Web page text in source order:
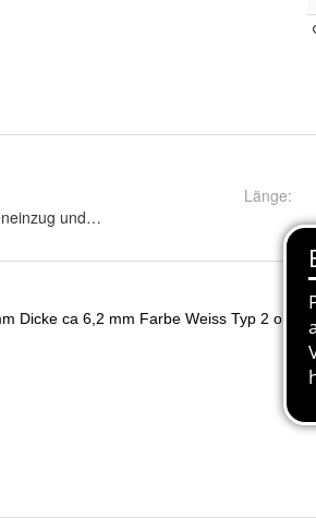
Schubladeneinzug und Schubladeneinzug
Länge: